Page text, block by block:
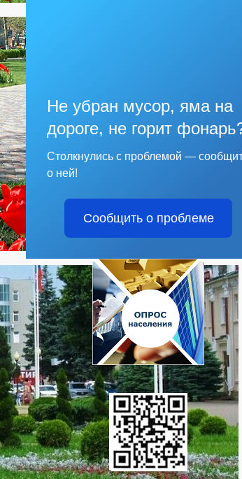
Не убран мусор, яма на
дороге, не горит
Столкнулись с проблемой —
о ней!
Сообщить о проблеме